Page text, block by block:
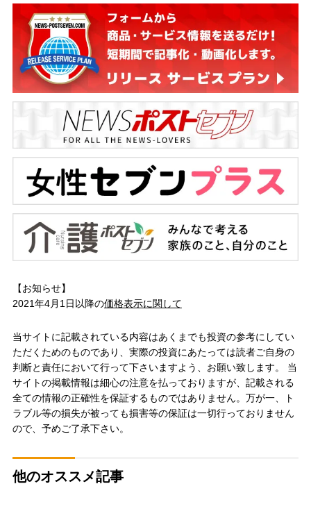
【お知らせ】
2021年4月1日以降の価格表示に関して
当サイトに記載されている内容はあくまでも投資の参考にしてい
ただくためのものであり、実際の投資にあたっては読者ご自身の
判断と責任において行って下さいますよう、お願い致します。 当
サイトの掲載情報は細心の注意を払っておりますが、記載される
全ての情報の正確性を保証するものではありません。万が一、ト
ラブル等の損失が被っても損害等の保証は一切行っておりません
ので、予めご了承下さい。
他のオススメ記事